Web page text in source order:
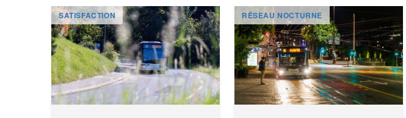
SATISFACTION RÉSEAU NOCTURNE